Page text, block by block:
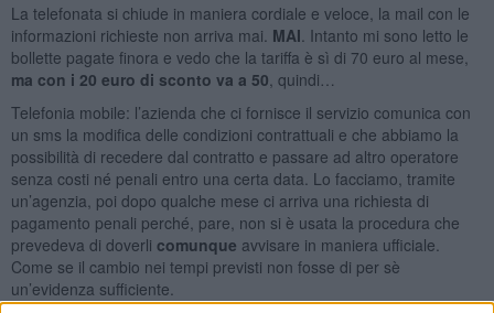
La telefonata si chiude in maniera cordiale e veloce, la mail con le
informazioni richieste non arriva mai. MAI . Intanto mi sono letto le
bollette pagate finora e vedo che la tariffa è sì di 70 euro al mese,
ma con i 20 euro di sconto va a 50 , quindi…
Telefonia mobile: l’azienda che ci fornisce il servizio comunica con
un sms la modifica delle condizioni contrattuali e che abbiamo la
possibilità di recedere dal contratto e passare ad altro operatore
senza costi né penali entro una certa data. Lo facciamo, tramite
un’agenzia, poi dopo qualche mese ci arriva una richiesta di
pagamento penali perché, pare, non si è usata la procedura che
prevedeva di doverli comunque avvisare in maniera ufficiale.
Come se il cambio nei tempi previsti non fosse di per sè
un’evidenza sufficiente.